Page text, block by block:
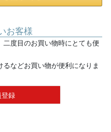
お客様
度目のお買い物時にとても便
などお買い物が便利になりま
録